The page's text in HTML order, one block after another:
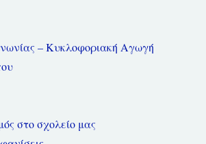
– Κυκλοφοριακή Αγωγή
στο σχολείο μας